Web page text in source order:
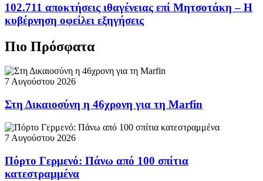
102.711 αποκτήσεις ιθαγένειας επί Μητσοτάκη – Η
κυβέρνηση οφείλει εξηγήσεις
Πιο Πρόσφατα
7 Αυγούστου 2026
Στη Δικαιοσύνη η 46χρονη για τη Marfin
7 Αυγούστου 2026
Πόρτο Γερμενό: Πάνω από 100 σπίτια
κατεστραμμένα